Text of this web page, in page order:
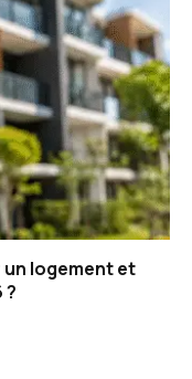
logement et
?